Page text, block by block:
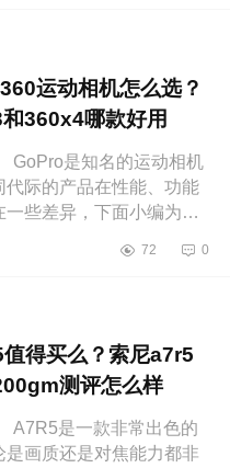
运动相机怎么选？
360x4哪款好用
是知名的运动相机
代际的产品在性能、功能
一些差异，下面小编为大
和360x4哪款好用
72 0
得买么？索尼a7r5
测评怎么样
是一款非常出色的
是画质还是对焦能力都非